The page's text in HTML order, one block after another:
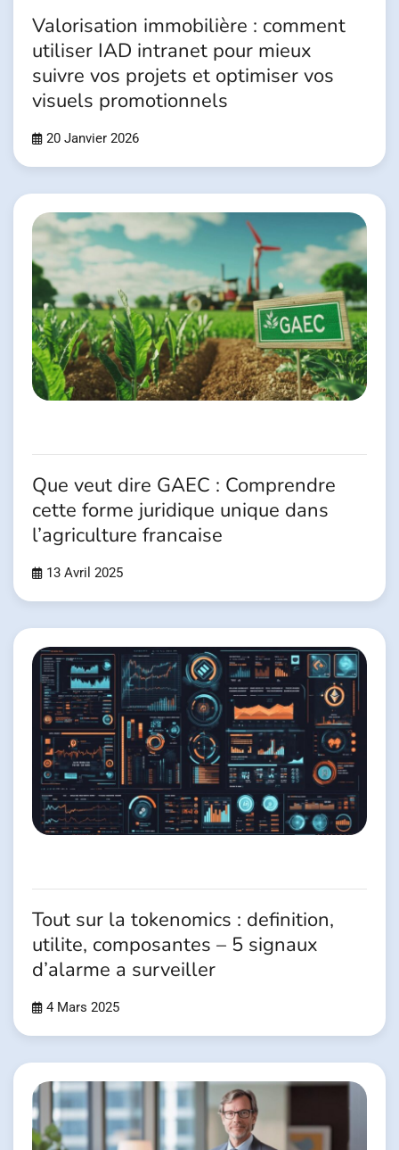
Valorisation immobilière : comment
utiliser IAD intranet pour mieux
suivre vos projets et optimiser vos
visuels promotionnels
20 Janvier 2026
Que veut dire GAEC : Comprendre
cette forme juridique unique dans
l’agriculture francaise
13 Avril 2025
Tout sur la tokenomics : definition,
utilite, composantes – 5 signaux
d’alarme a surveiller
4 Mars 2025